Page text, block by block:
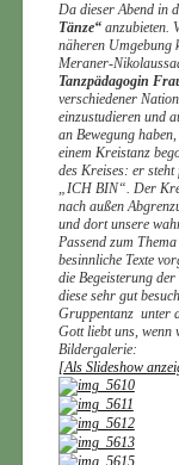
Da dieser Abend in
Tänze“anzubieten.
näheren Umgebung
Meraner-
Tanzpädagogin
verschiedener
einzustudieren und
an Bewegung
einem Kreistanz
des Kreises: er
„ICH BIN“. Der
nach außen
und dort unsere
Passend zum
besinnliche Texte
die Begeisterung
diese sehr gut
Gruppentanz unter
Gott liebt uns, wenn
Bildergalerie:
[Als Slideshow